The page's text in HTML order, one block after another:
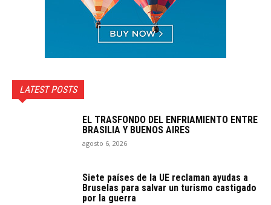
LATEST POSTS
EL TRASFONDO DEL ENFRIAMIENTO ENTRE
BRASILIA Y BUENOS AIRES
agosto 6, 2026
Siete países de la UE reclaman ayudas a
Bruselas para salvar un turismo castigado
por la guerra